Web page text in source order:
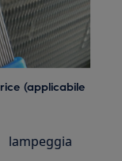
(applicabile
lampeggia